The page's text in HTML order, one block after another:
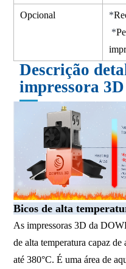
Opcional *
*
Descrição
impressora 3D
Bicos de alta
As impressoras 3D da
de alta temperatura capaz
até 380°C. É uma área de